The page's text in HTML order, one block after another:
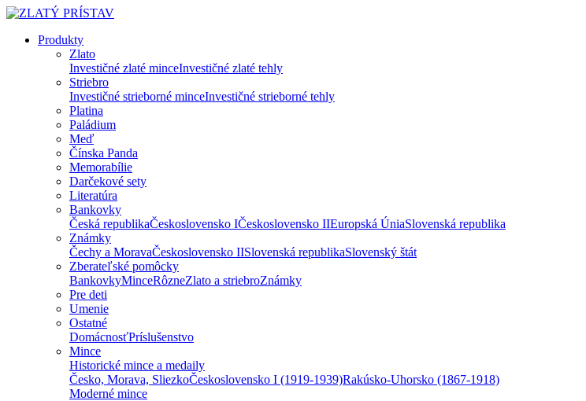
Produkty
Zlato
Investičné zlaté minceInvestičné zlaté tehly
Striebro
Investičné strieborné minceInvestičné strieborné tehly
Platina
Paládium
Meď
Čínska Panda
Memorabílie
Darčekové sety
Literatúra
Bankovky
Česká republikaČeskoslovensko IČeskoslovensko IIEuropská ÚniaSlovenská republika
Známky
Čechy a MoravaČeskoslovensko IISlovenská republikaSlovenský štát
Zberateľské pomôcky
BankovkyMinceRôzneZlato a striebroZnámky
Pre deti
Umenie
Ostatné
DomácnosťPríslušenstvo
Mince
Historické mince a medaily
Česko, Morava, SliezkoČeskoslovensko I (1919-1939)Rakúsko-Uhorsko (1867-1918)
Moderné mince